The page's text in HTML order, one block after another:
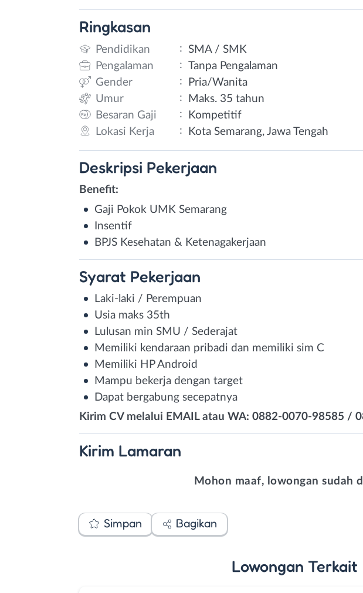
Ringkasan
Pendidikan : SMA / SMK
Pengalaman
: Tanpa Pengalaman
Gender
:
Pria/Wanita
Umur
:
Maks. 35 tahun
Besaran Gaji
:
Kompetitif
Lokasi Kerja
: Kota Semarang, Jawa Tengah
Deskripsi Pekerjaan
Benefit:
Gaji Pokok UMK Semarang
Insentif
BPJS Kesehatan & Ketenagakerjaan
Syarat Pekerjaan
Laki-laki / Perempuan
Usia maks 35th
Lulusan min SMU / Sederajat
Memiliki kendaraan pribadi dan memiliki sim C
Memiliki HP Android
Mampu bekerja dengan target
Dapat bergabung secepatnya
Kirim CV melalui EMAIL atau WA: 0882-0070-98585 /
Kirim Lamaran
Mohon maaf, lowongan sudah
Simpan Bagikan
Lowongan Terkait